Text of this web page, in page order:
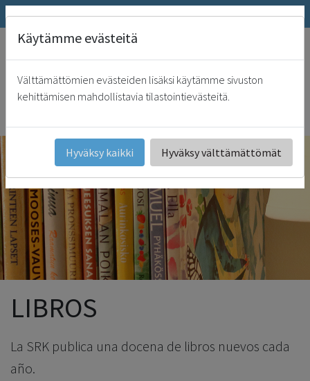
SRK.fi Tienda online La revista Päivämies
En ti se halla el manantial de la vida, y por tu luz podemos ver la luz.
(Salmo 36:10)
SRK
LIBROS
La SRK publica una docena de libros nuevos cada
año.
Käytämme evästeitä
Välttämättömien evästeiden lisäksi käytämme sivuston
kehittämisen mahdollistavia tilastointievästeitä.
Hyväksy kaikki Hyväksy välttämättömät